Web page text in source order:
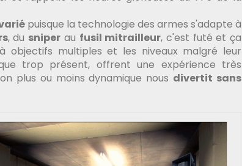
puisque la technologie des armes s'adapte à
, du sniper au fusil mitrailleur, c'est futé et ça
objectifs multiples et les niveaux malgré leur
trop présent, offrent une expérience très
plus ou moins dynamique nous divertit sans